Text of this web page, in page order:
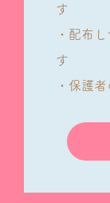
す
・配布
す
・保護